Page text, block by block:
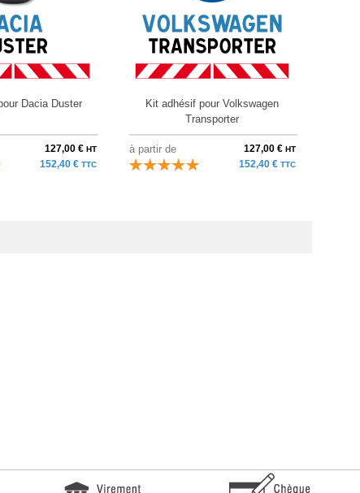
Dacia Duster
127,00 € HT
152,40 € TTC
Kit adhésif pour Volkswagen
Transporter
à partir de 127,00 € HT
152,40 € TTC